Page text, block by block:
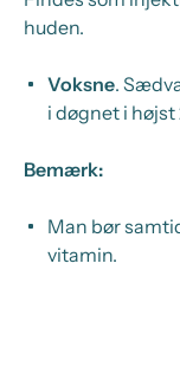
huden.
Voksne.
i døgnet i højst
Bemærk:
Man bør
vitamin.